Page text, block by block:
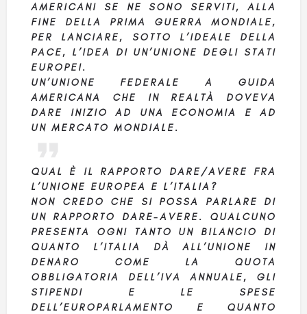
AMERICANI SE NE SONO SERVITI, ALLA
FINE DELLA PRIMA GUERRA MONDIALE,
PER LANCIARE, SOTTO L’IDEALE DELLA
PACE, L’IDEA DI UN’UNIONE DEGLI STATI
EUROPEI.
UN’UNIONE FEDERALE A GUIDA
AMERICANA CHE IN REALTÀ DOVEVA
DARE INIZIO AD UNA ECONOMIA E AD
UN MERCATO MONDIALE.
QUAL È IL RAPPORTO DARE/AVERE FRA
L’UNIONE EUROPEA E L’ITALIA?
NON CREDO CHE SI POSSA PARLARE DI
UN RAPPORTO DARE-AVERE. QUALCUNO
PRESENTA OGNI TANTO UN BILANCIO DI
QUANTO L’ITALIA DÀ ALL’UNIONE IN
DENARO COME LA QUOTA
OBBLIGATORIA DELL’IVA ANNUALE, GLI
STIPENDI E LE SPESE
DELL’EUROPARLAMENTO E QUANTO